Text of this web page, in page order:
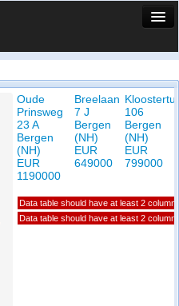
Oude
Prinsweg
23 A
Bergen
(NH)
EUR
1190000
Breelaan
7 J
Bergen
(NH)
EUR
649000
106
Bergen
(NH)
EUR
799000
Data table should have at least 2
Data table should have at least 2